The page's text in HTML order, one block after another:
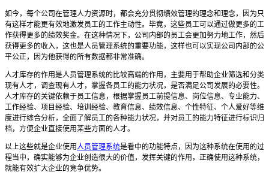
如今，每个公司在管理人力资源时，都会充分贯彻绩效管理的理念和理念，因为只
有这样才能更有效地激发员工的工作主动性。毕竟，这些员工可以通过做更多的工
作获得更多的绩效奖金。在这种情况下，公司内部的员工会更加努力地工作，然后
获得更多的收入，这也是人员管理系统的重要功能，这样也可以实现公司内部的公
平公正，因为他获得的所有数据都非常准确。
人才库存的作用是人员管理系统的比较高端的作用，主要用于帮助企业筛选和分类
现有人才，调查现有人才，掌握各员工的能力状况，是否满足公司发展的必要性。
人才库存的关键依赖于员工信息，根据掌握员工前提信息、岗位信息、专业能力、
工作经验、项目经验、培训经验、教育信息、绩效信息、个性特征、个人爱好等维
度进行综合分析，全面了解员工的各种能力状况，并对员工的能力特征进行标识归
档，方便企业直接使用某些方面的人才。
以上这些就是企业使用人员管理系统是看中的功能特点，因为这种系统在使用的过
程当中，确实能够为企业创造很大的价值，发挥关键的作用，正确使用这种系统，
就能有效扩大企业的竞争优势。